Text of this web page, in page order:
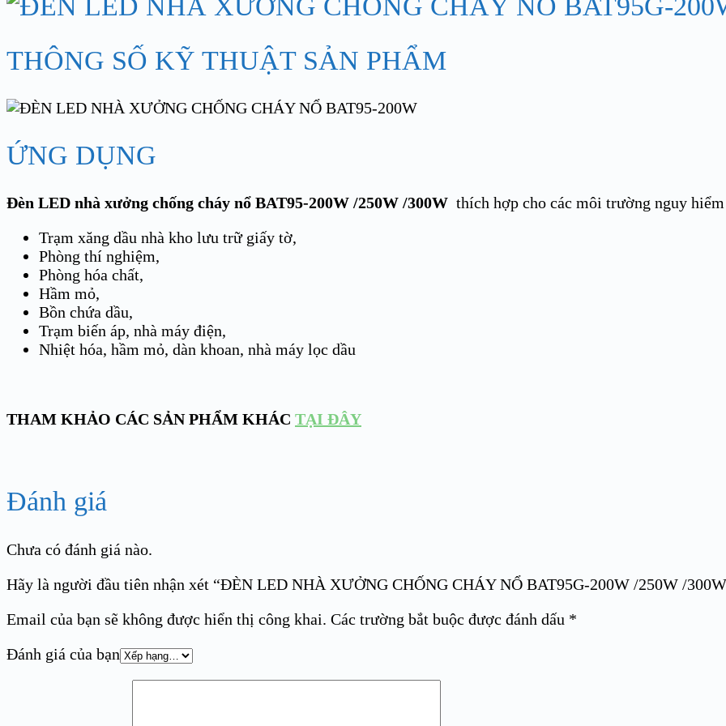
THÔNG SỐ KỸ THUẬT SẢN PHẨM
ỨNG DỤNG
Đèn LED nhà xưởng chống cháy nổ BAT95-200W /250W /300W thích hợp cho các môi trường nguy
Trạm xăng dầu nhà kho lưu trữ giấy tờ,
Phòng thí nghiệm,
Phòng hóa chất,
Hầm mỏ,
Bồn chứa dầu,
Trạm biến áp, nhà máy điện,
Nhiệt hóa, hầm mỏ, dàn khoan, nhà máy lọc dầu
THAM KHẢO CÁC SẢN PHẨM KHÁC TẠI ĐÂY
Đánh giá
Chưa có đánh giá nào.
Hãy là người đầu tiên nhận xét “ĐÈN LED NHÀ XƯỞNG CHỐNG CHÁY NỔ BAT95G-200W /250W /
Email của bạn sẽ không được hiển thị công khai. Các trường bắt buộc được đánh dấu *
Đánh giá của bạn